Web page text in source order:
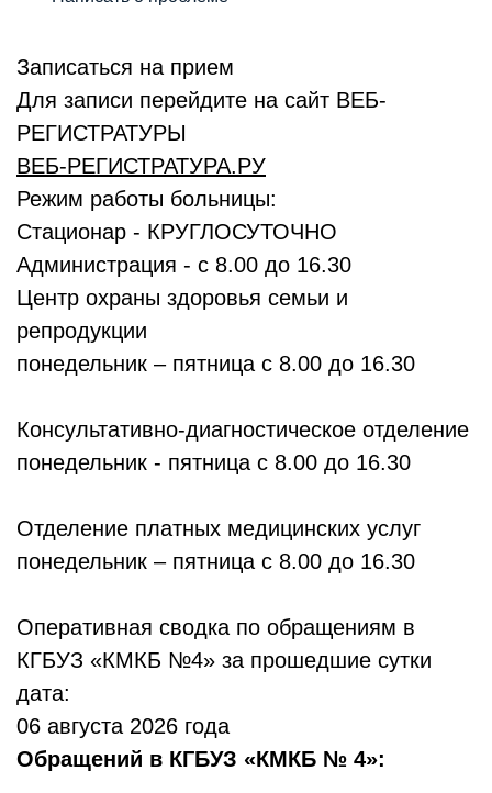
Записаться на прием
Для записи перейдите на сайт ВЕБ-
РЕГИСТРАТУРЫ
ВЕБ-РЕГИСТРАТУРА.РУ
Режим работы больницы:
Стационар - КРУГЛОСУТОЧНО
Администрация - с 8.00 до 16.30
Центр охраны здоровья семьи и
репродукции
понедельник – пятница с 8.00 до 16.30
Консультативно-диагностическое отделение
понедельник - пятница с 8.00 до 16.30
Отделение платных медицинских услуг
понедельник – пятница с 8.00 до 16.30
Оперативная сводка по обращениям в
КГБУЗ «КМКБ №4» за прошедшие сутки
дата:
06 августа 2026 года
Обращений в КГБУЗ «КМКБ № 4»: